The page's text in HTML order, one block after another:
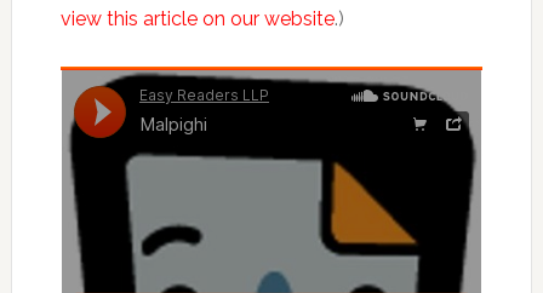
view this article on our website.)